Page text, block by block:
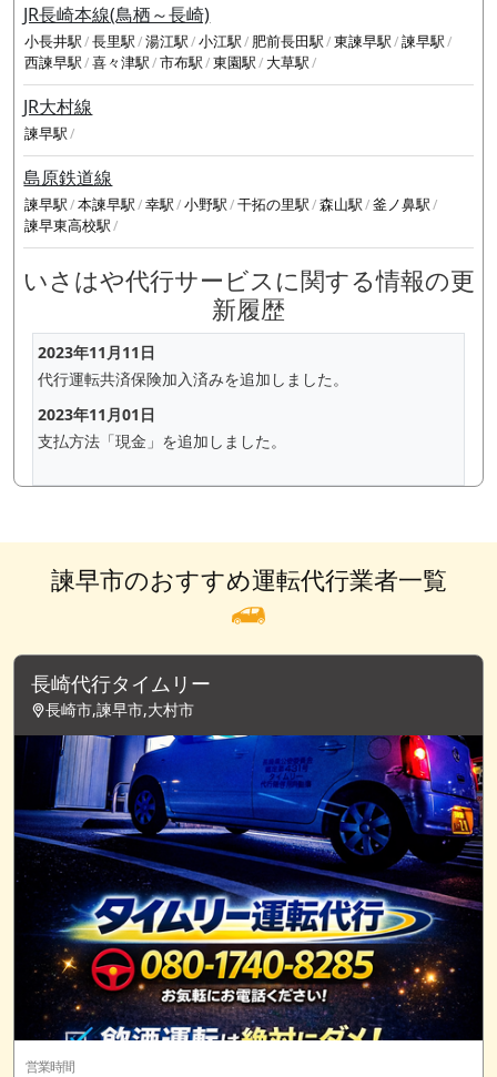
JR長崎本線(鳥栖～長崎)
小長井駅 長里駅 湯江駅 小江駅 肥前長田駅 東諫早駅 諫早駅
西諫早駅 喜々津駅 市布駅 東園駅 大草駅
JR大村線
諫早駅
島原鉄道線
諫早駅 本諫早駅 幸駅 小野駅 干拓の里駅 森山駅 釜ノ鼻駅
諫早東高校駅
いさはや代行サービスに関する情報の更
新履歴
2023年11月11日
代行運転共済保険加入済みを追加しました。
2023年11月01日
支払方法「現金」を追加しました。
諫早市のおすすめ運転代行業者一覧
長崎代行タイムリー
長崎市,諫早市,大村市
営業時間